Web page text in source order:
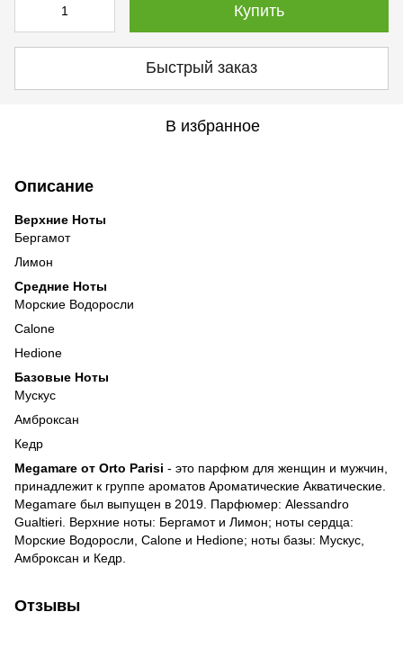
Купить
Быстрый заказ
В избранное
Описание
Верхние Ноты
Бергамот
Лимон
Средние Ноты
Морские Водоросли
Calone
Hedione
Базовые Ноты
Мускус
Амброксан
Кедр
Megamare от Orto Parisi - это парфюм для женщин и мужчин,
принадлежит к группе ароматов Ароматические Акватические.
Megamare был выпущен в 2019. Парфюмер: Alessandro
Gualtieri. Верхние ноты: Бергамот и Лимон; ноты сердца:
Морские Водоросли, Calone и Hedione; ноты базы: Мускус,
Амброксан и Кедр.
Отзывы